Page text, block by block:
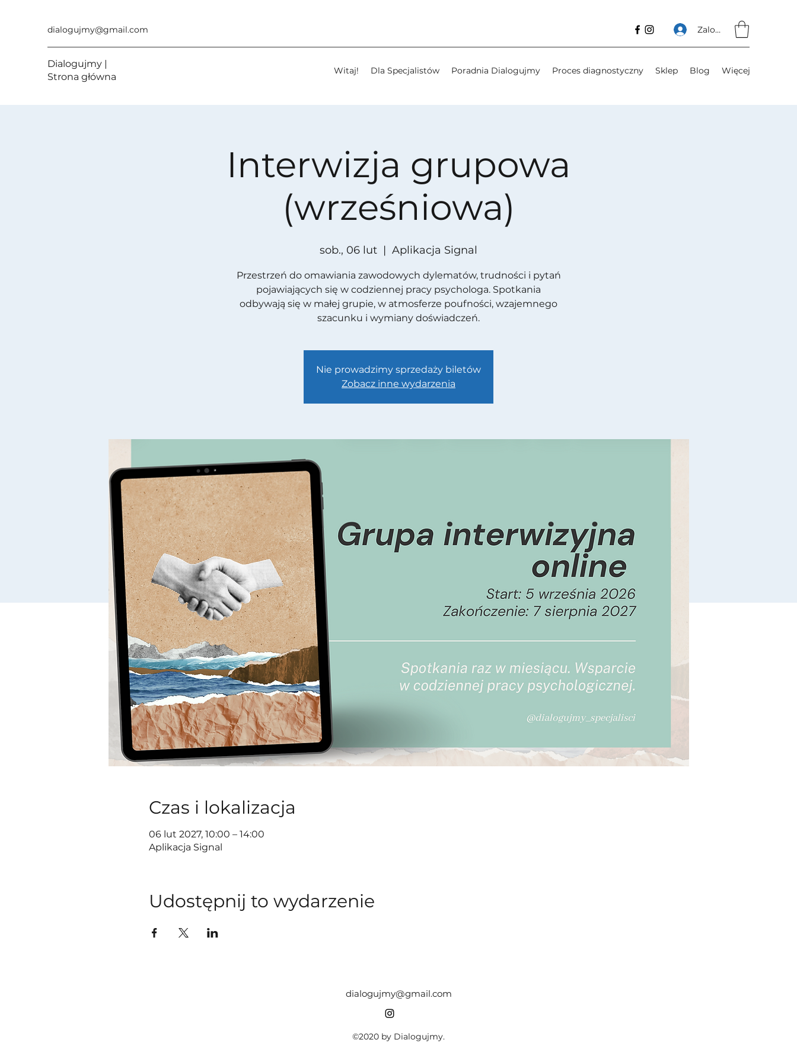
dialogujmy@gmail.com Zaloguj się
Dialogujmy |
Strona główna
Witaj! Dla Specjalistów Poradnia Dialogujmy Proces diagnostyczny Sklep Blog Więcej
Interwizja grupowa
(wrześniowa)
sob., 06 lut
  |
Aplikacja Signal
Przestrzeń do omawiania zawodowych dylematów, trudności i pytań
pojawiających się w codziennej pracy psychologa. Spotkania
odbywają się w małej grupie, w atmosferze poufności, wzajemnego
szacunku i wymiany doświadczeń.
Nie prowadzimy sprzedaży biletów
Zobacz inne wydarzenia
Czas i lokalizacja
06 lut 2027, 10:00 – 14:00
Aplikacja Signal
Udostępnij to wydarzenie
dialogujmy@gmail.com
©2020 by Dialogujmy.